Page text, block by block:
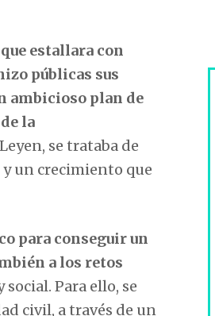
estallara con
públicas sus
ambicioso plan de
la
se trataba de
un crecimiento que
para conseguir un
a los retos
Para ello, se
civil, a través de un